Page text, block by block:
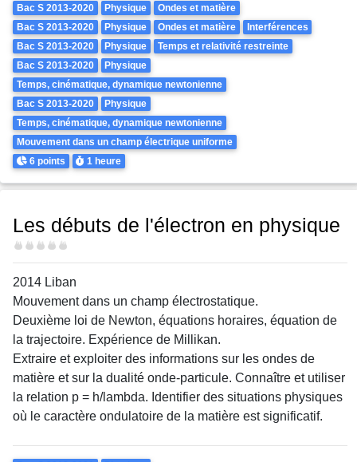
Bac S 2013-2020
Physique
Ondes et matière
Bac S 2013-2020
Physique Ondes et matière
Interférences
Bac S 2013-2020
Physique
Temps et relativité restreinte
Bac S 2013-2020
Physique
Temps, cinématique, dynamique newtonienne
Bac S 2013-2020
Physique
Temps, cinématique, dynamique newtonienne
Mouvement dans un champ électrique uniforme
Points
6 points Durée
1 heure
Les débuts de l'électron en physique
Difficulté
2014 Liban
Mouvement dans un champ électrostatique.
Deuxième loi de Newton, équations horaires, équation de
la trajectoire. Expérience de Millikan.
Extraire et exploiter des informations sur les ondes de
matière et sur la dualité onde-particule. Connaître et utiliser
la relation p = h/lambda. Identifier des situations physiques
où le caractère ondulatoire de la matière est significatif.